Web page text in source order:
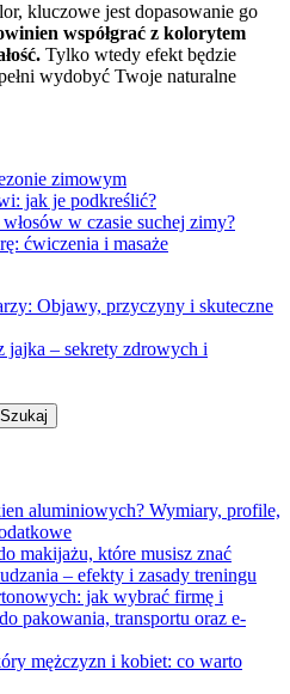
kluczowe jest dopasowanie go
współgrać z kolorytem
Tylko wtedy efekt będzie
wydobyć Twoje naturalne
zimowym
jak je podkreślić?
w czasie suchej zimy?
ćwiczenia i masaże
Objawy, przyczyny i skuteczne
jajka – sekrety zdrowych i
aluminiowych? Wymiary, profile,
makijażu, które musisz znać
– efekty i zasady treningu
jak wybrać firmę i
pakowania, transportu oraz e-
mężczyzn i kobiet: co warto